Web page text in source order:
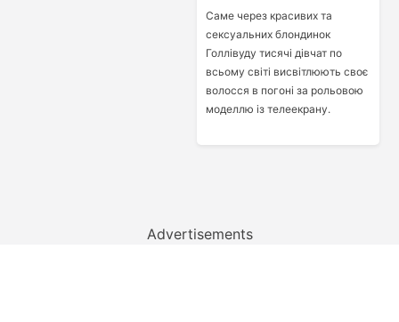
Саме через красивих та
сексуальних блондинок
Голлівуду тисячі дівчат по
всьому світі висвітлюють своє
волосся в погоні за рольовою
моделлю із телеекрану.
Advertisements